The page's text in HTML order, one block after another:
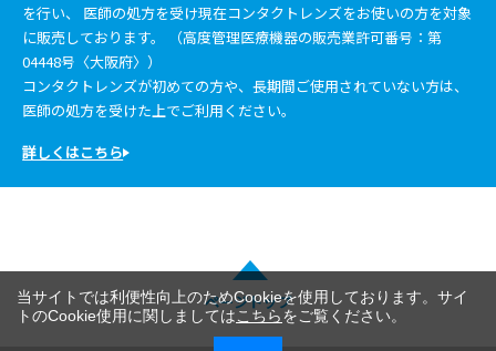
を行い、 医師の処方を受け現在コンタクトレンズをお使いの方を対象
に販売しております。 （高度管理医療機器の販売業許可番号：第
04448号〈大阪府〉）
コンタクトレンズが初めての方や、長期間ご使用されていない方は、
医師の処方を受けた上でご利用ください。
詳しくはこちら
ページトップ
当サイトでは利便性向上のためCookieを使用しております。サイ
トのCookie使用に関しましてはこちらをご覧ください。